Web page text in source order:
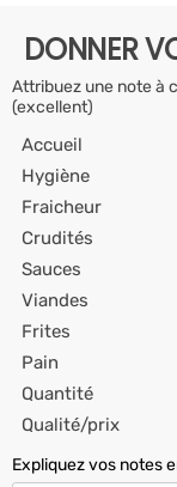
DONNER
Attribuez une note à
(excellent)
Accueil
Hygiène
Fraicheur
Crudités
Sauces
Viandes
Frites
Pain
Quantité
Qualité/prix
Expliquez vos notes